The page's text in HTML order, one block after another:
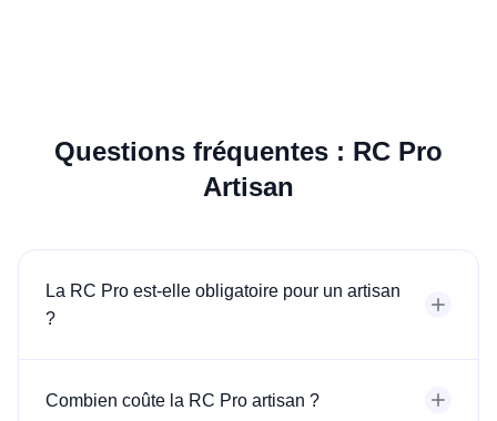
Questions fréquentes : RC Pro
Artisan
La RC Pro est-elle obligatoire pour un artisan
?
Combien coûte la RC Pro artisan ?